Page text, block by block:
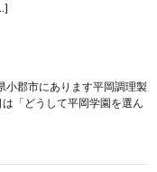
小郡市にあります平岡調理製
「どうして平岡学園を選ん